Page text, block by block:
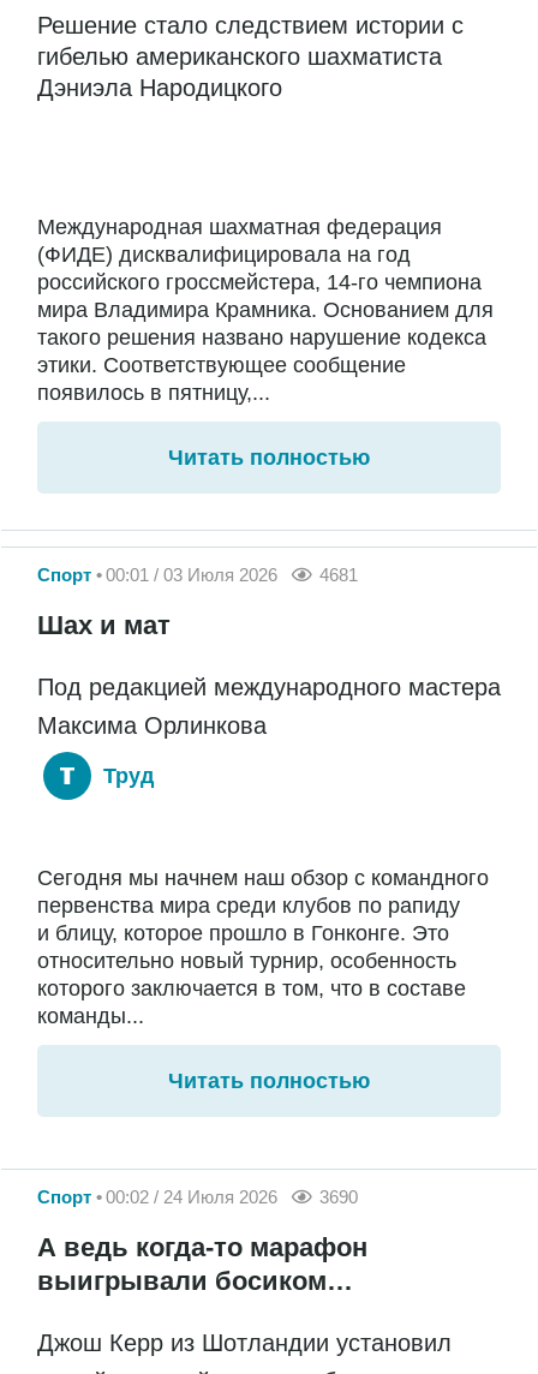
Решение стало следствием истории с
гибелью американского шахматиста
Дэниэла Народицкого
Международная шахматная федерация
(ФИДЕ) дисквалифицировала на год
российского гроссмейстера, 14-го чемпиона
мира Владимира Крамника. Основанием для
такого решения названо нарушение кодекса
этики. Соответствующее сообщение
появилось в пятницу,...
Читать полностью
Спорт 00:01 / 03 Июля 2026 4681
Шах и мат
Под редакцией международного мастера
Максима Орлинкова
Труд
Сегодня мы начнем наш обзор с командного
первенства мира среди клубов по рапиду
и блицу, которое прошло в Гонконге. Это
относительно новый турнир, особенность
которого заключается в том, что в составе
команды...
Читать полностью
Спорт 00:02 / 24 Июля 2026 3690
А ведь когда-то марафон
выигрывали босиком…
Джош Керр из Шотландии установил